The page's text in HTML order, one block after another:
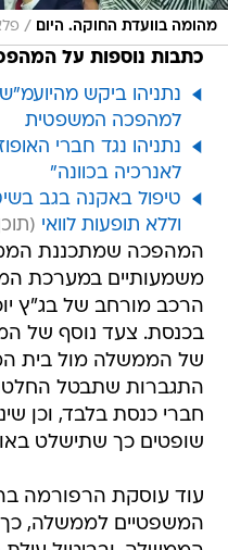
מהומה בוועדת החוקה. היום / פלאש 90,
כתבות נוספות על
נתניהו ביקש
למהפכה המשפטית
נתניהו נגד חברי
לאנרכיה בכוונה"
טיפול באקנה בגב
וללא תופעות לוואי
המהפכה שמתכננת
משמעותיים במערכת
הרכב מורחב של בג"ץ
בכנסת. צעד נוסף של
של הממשלה מול בית
חברי כנסת בלבד, וכן
שופטים כך שתישלט
עוד עוסקת הרפורמה
המשפטיים לממשלה,